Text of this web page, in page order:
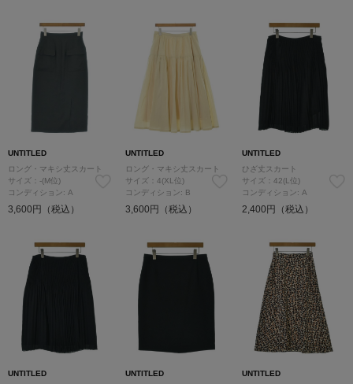
UNTITLED
ロング・マキシ丈スカート
サイズ：-(M位)
コンディション: A
3,600円（税込）
UNTITLED
ロング・マキシ丈スカート
サイズ：4(XL位)
コンディション: B
3,600円（税込）
UNTITLED
ひざ丈スカート
サイズ：42(L位)
コンディション: A
2,400円（税込）
UNTITLED
UNTITLED
UNTITLED